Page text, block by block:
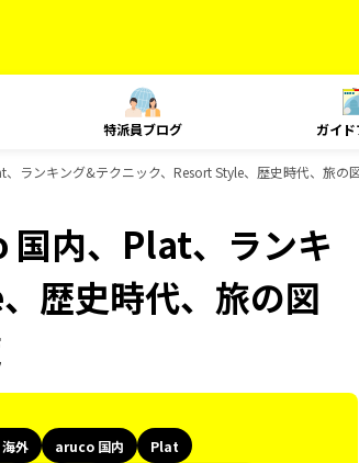
特派員ブログ ガイ
ランキング&テクニック、Resort Style、歴史時代、旅の
内、Plat、ランキ
歴史時代、旅の図
外 aruco 国内
Plat